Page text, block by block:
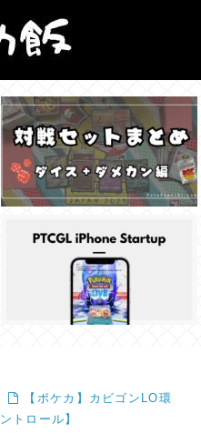
【ポケカ】カビゴンLO環
トロール】